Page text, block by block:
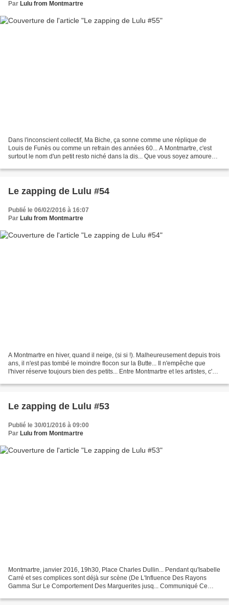
Par Lulu from Montmartre
Dans l'inconscient collectif, Ma Biche, ça sonne comme une réplique de
Louis de Funès ou comme un refrain des années 60... A Montmartre, c'est
surtout le nom d'un petit resto niché dans la dis... Que vous soyez amoureux
Le zapping de Lulu #54
Publié le 06/02/2016 à 16:07
Par Lulu from Montmartre
A Montmartre en hiver, quand il neige, (si si !). Malheureusement depuis trois
ans, il n'est pas tombé le moindre flocon sur la Butte... Il n'empêche que
l'hiver réserve toujours bien des petits... Entre Montmartre et les artistes, c'est
Le zapping de Lulu #53
Publié le 30/01/2016 à 09:00
Par Lulu from Montmartre
Montmartre, janvier 2016, 19h30, Place Charles Dullin... Pendant qu'Isabelle
Carré et ses complices sont déjà sur scène (De L'Influence Des Rayons
Gamma Sur Le Comportement Des Marguerites jusq... Communiqué Ce